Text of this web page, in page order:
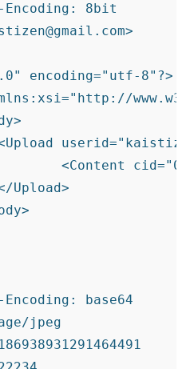
Encoding: 8bit
>
encoding="utf-8"?>
/>
base64
jpeg